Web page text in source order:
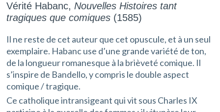
Vérité Habanc, Nouvelles Histoires tant
tragiques que comiques (1585)
Il ne reste de cet auteur que cet opuscule, et à un seul
exemplaire. Habanc use d’une grande variété de ton,
de la longueur romanesque à la brièveté comique. Il
s’inspire de Bandello, y compris le double aspect
comique / tragique.
Ce catholique intransigeant qui vit sous Charles IX